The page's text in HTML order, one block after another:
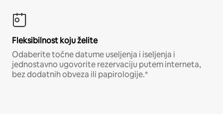
Fleksibilnost koju želite
Odaberite točne datume useljenja i iseljenja i
jednostavno ugovorite rezervaciju putem interneta,
bez dodatnih obveza ili papirologije.*